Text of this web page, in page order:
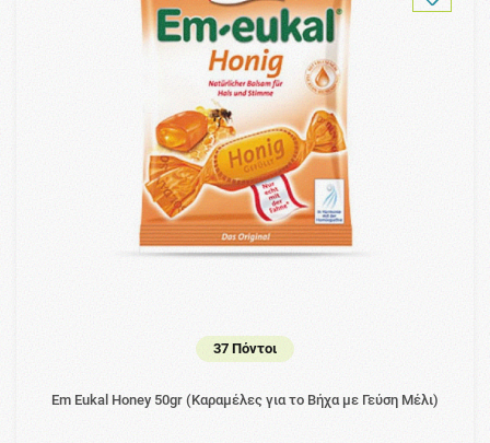
37 Πόντοι
Em Eukal Honey 50gr (Καραμέλες για το Βήχα με Γεύση Μέλι)